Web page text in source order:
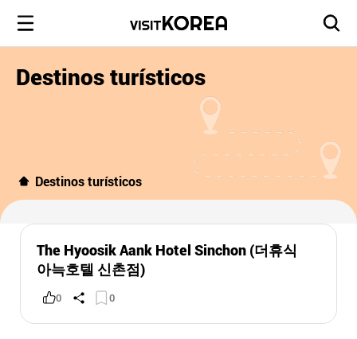
Destinos turísticos
Destinos turísticos
The Hyoosik Aank Hotel Sinchon (더휴식
아늑호텔 신촌점)
0 0